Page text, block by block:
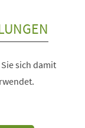
sich damit